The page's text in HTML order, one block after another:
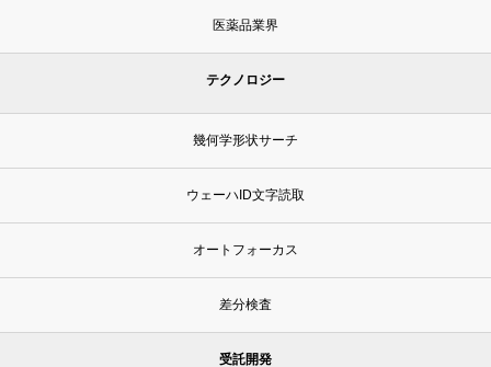
医薬品業界
テクノロジー
幾何学形状サーチ
ウェーハID文字読取
オートフォーカス
差分検査
受託開発